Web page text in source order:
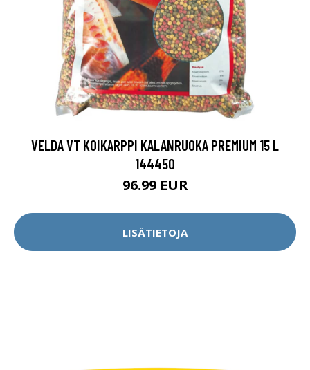
VELDA VT KOIKARPPI KALANRUOKA PREMIUM 15 L
144450
96.99 EUR
LISÄTIETOJA